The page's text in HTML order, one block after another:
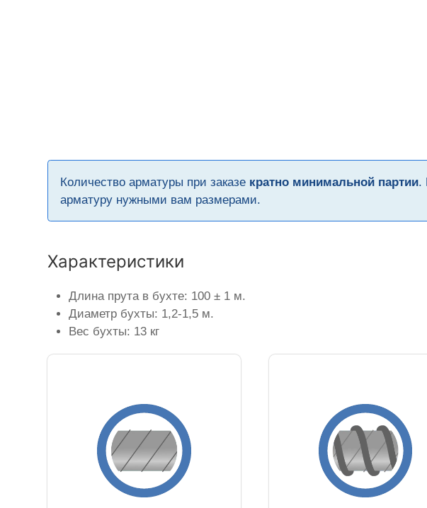
Количество арматуры при заказе кратно минимальной партии.
арматуру нужными вам размерами.
Характеристики
Длина прута в бухте: 100 ± 1 м.
Диаметр бухты: 1,2-1,5 м.
Вес бухты: 13 кг